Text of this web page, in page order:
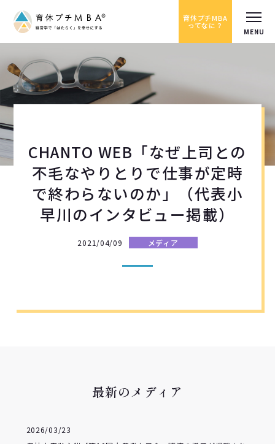
育休プチMBA
ってなに？
CHANTO WEB「なぜ上司との
不毛なやりとりで仕事が定時
で終わらないのか」（代表小
早川のインタビュー掲載）
2021/04/09 メディア
最新のメディア
2026/03/23